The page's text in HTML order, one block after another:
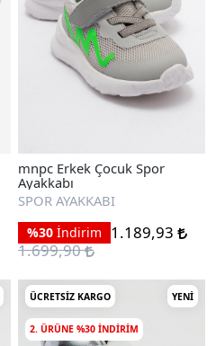
mnpc Erkek Çocuk Spor
Ayakkabı
SPOR AYAKKABI
%30 İndirim
1.189,93
1.699,90
ÜCRETSIZ KARGO YENI
2. ÜRÜNE %30 INDIRIM